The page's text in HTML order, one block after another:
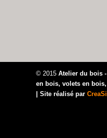
© 2015 Atelier du bois
en bois, volets en
| Site réalisé par